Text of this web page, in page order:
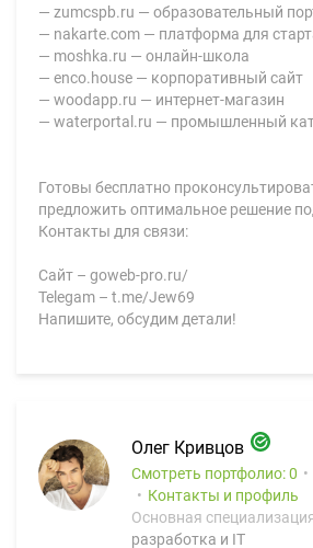
— zumcspb.ru — образовательный
— nakarte.com — платформа для
— moshka.ru — онлайн-школа
— enco.house — корпоративный сайт
— woodapp.ru — интернет-магазин
— waterportal.ru — промышленный
Готовы бесплатно
предложить оптимальное решение
Контакты для связи:
Сайт – goweb-pro.ru/
Telegam – t.me/Jew69
Напишите, обсудим детали!
Олег Кривцов
Смотреть портфолио: 0
Контакты и профиль
Основная
разработка и IT